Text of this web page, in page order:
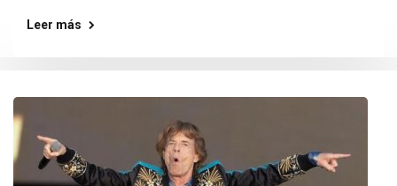
Leer más